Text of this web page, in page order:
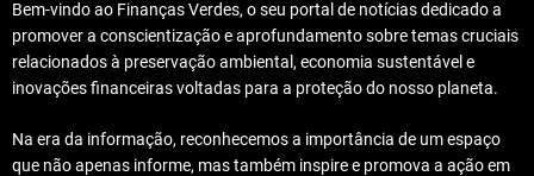
Bem-vindo ao Finanças Verdes, o seu portal de notícias dedicado a
promover a conscientização e aprofundamento sobre temas cruciais
relacionados à preservação ambiental, economia sustentável e
inovações financeiras voltadas para a proteção do nosso planeta.
Na era da informação, reconhecemos a importância de um espaço
que não apenas informe, mas também inspire e promova a ação em